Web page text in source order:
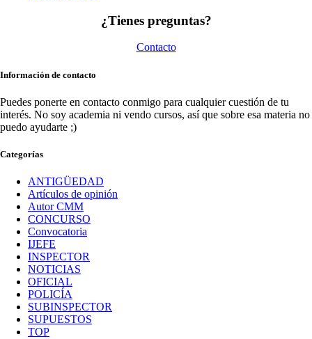
¿Tienes preguntas?
Contacto
Información de contacto
Puedes ponerte en contacto conmigo para cualquier cuestión de tu
interés. No soy academia ni vendo cursos, así que sobre esa materia no
puedo ayudarte ;)
Categorías
ANTIGÜEDAD
Artículos de opinión
Autor CMM
CONCURSO
Convocatoria
IJEFE
INSPECTOR
NOTICIAS
OFICIAL
POLICÍA
SUBINSPECTOR
SUPUESTOS
TOP